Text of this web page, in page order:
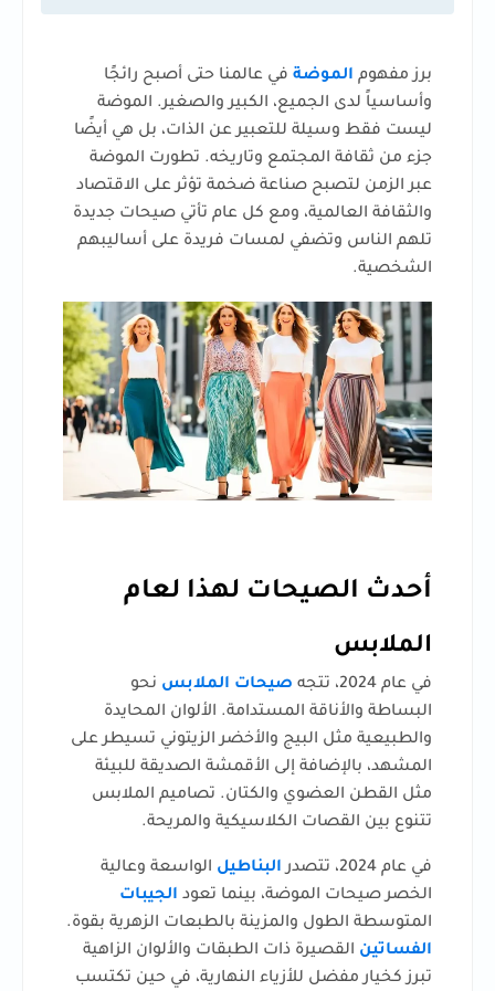
برز مفهوم الموضة في عالمنا حتى أصبح رائجًا
وأساسياً لدى الجميع، الكبير والصغير. الموضة
ليست فقط وسيلة للتعبير عن الذات، بل هي أيضًا
جزء من ثقافة المجتمع وتاريخه. تطورت الموضة
عبر الزمن لتصبح صناعة ضخمة تؤثر على الاقتصاد
والثقافة العالمية، ومع كل عام تأتي صيحات جديدة
تلهم الناس وتضفي لمسات فريدة على أساليبهم
الشخصية.
أحدث الصيحات لهذا لعام
الملابس
في عام 2024، تتجه صيحات الملابس نحو
البساطة والأناقة المستدامة. الألوان المحايدة
والطبيعية مثل البيج والأخضر الزيتوني تسيطر على
المشهد، بالإضافة إلى الأقمشة الصديقة للبيئة
مثل القطن العضوي والكتان. تصاميم الملابس
تتنوع بين القصات الكلاسيكية والمريحة.
في عام 2024، تتصدر البناطيل الواسعة وعالية
الخصر صيحات الموضة، بينما تعود الجيبات
المتوسطة الطول والمزينة بالطبعات الزهرية بقوة.
الفساتين القصيرة ذات الطبقات والألوان الزاهية
تبرز كخيار مفضل للأزياء النهارية، في حين تكتسب